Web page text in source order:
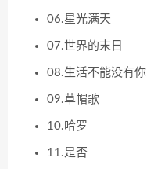
06.星光满天
07.世界的末日
08.生活不能没有你
09.草帽歌
10.哈罗
11.是否